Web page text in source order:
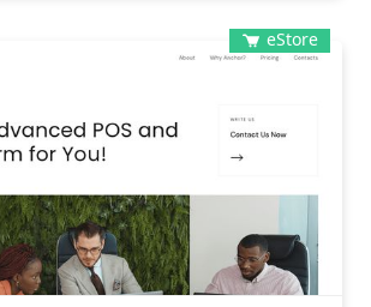
eStore